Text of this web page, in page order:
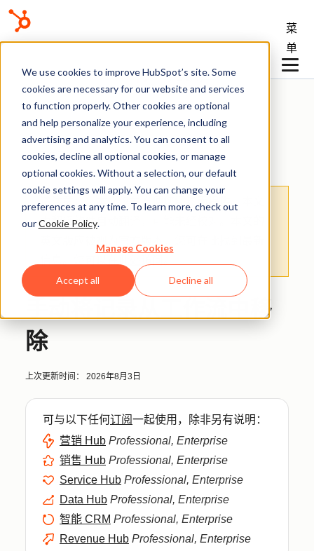
We use cookies to improve HubSpot’s site. Some
cookies are necessary for our website and services
to function properly. Other cookies are optional
and help personalize your experience, including
advertising and analytics. You can consent to all
cookies, decline all optional cookies, or manage
optional cookies. Without a selection, our default
cookie settings will apply. You can change your
preferences at any time. To learn more, check out
ourCookie Policy.
Manage Cookies
Accept all Decline all
菜
单
知识库
工作流
请注意： ：本文仅为方便您阅读而提供。
由翻译软件自动翻译，可能未经校对。本文的
手动将记录从工作流中移
除
上次更新时间： 2026年8月3日
可与以下任何订阅一起使用，除非另有说明：
营销 Hub Professional, Enterprise
销售 Hub Professional, Enterprise
Service Hub Professional, Enterprise
Data Hub Professional, Enterprise
智能 CRM Professional, Enterprise
Revenue Hub Professional, Enterprise